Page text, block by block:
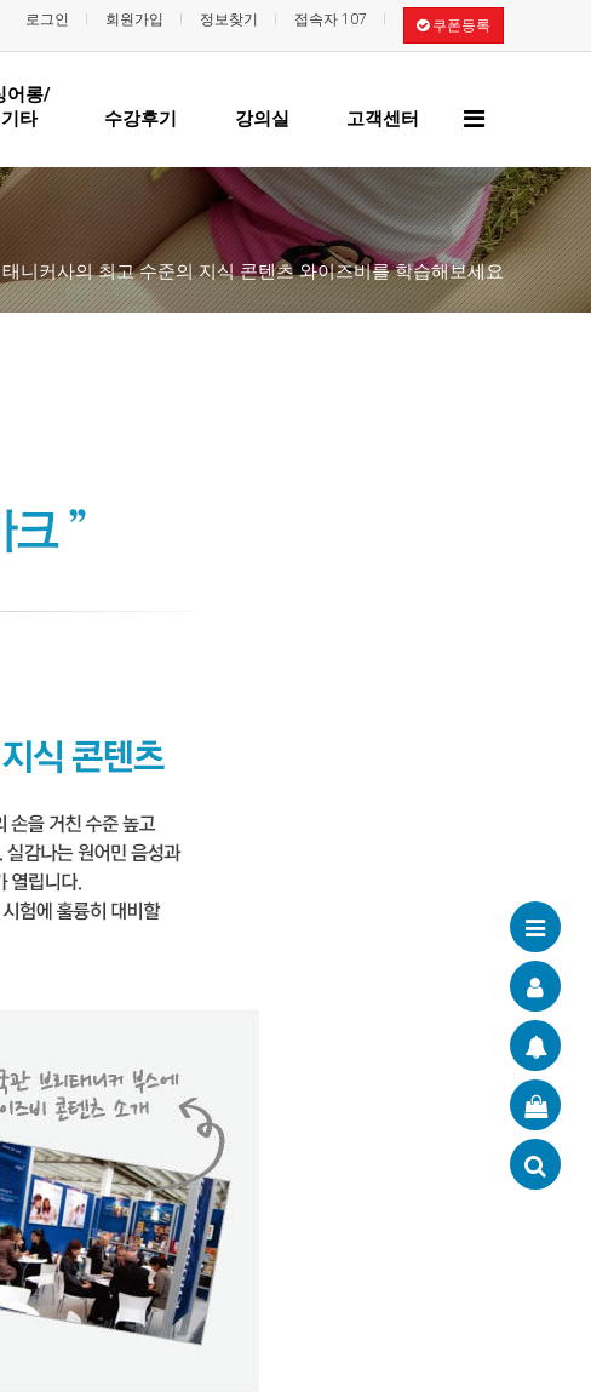
로그인 회원가입 정보찾기 접속자 107 쿠폰등록
어롱/
기타
수강후기 강의실 고객센터
전
메
뉴
니커사의 최고 수준의 지식 콘텐츠 와이즈비를 학습해보세요